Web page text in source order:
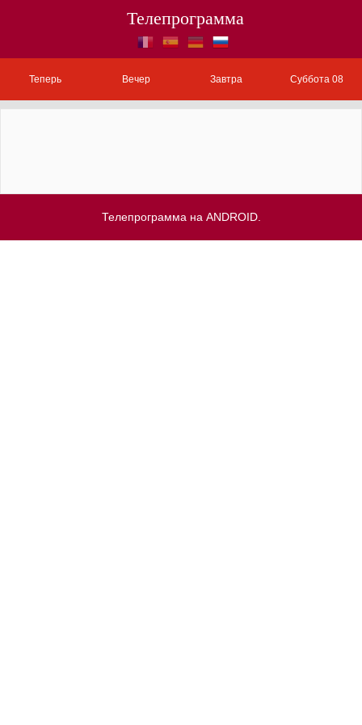
Телепрограмма
Теперь Вечер Завтра Суббота 08
Телепрограмма на ANDROID.